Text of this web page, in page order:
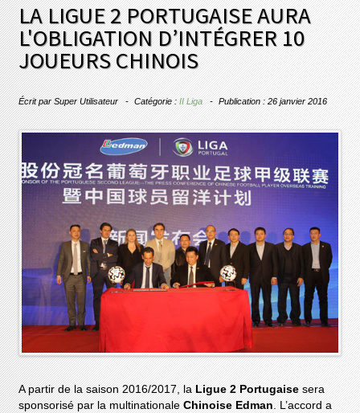
LA LIGUE 2 PORTUGAISE AURA
L'OBLIGATION D’INTÉGRER 10
JOUEURS CHINOIS
Écrit parSuper Utilisateur Catégorie :II Liga Publication : 26 janvier 2016
A partir de la saison 2016/2017, la Ligue 2 Portugaise sera
sponsorisé par la multinationaleChinoise Edman. L’accord a